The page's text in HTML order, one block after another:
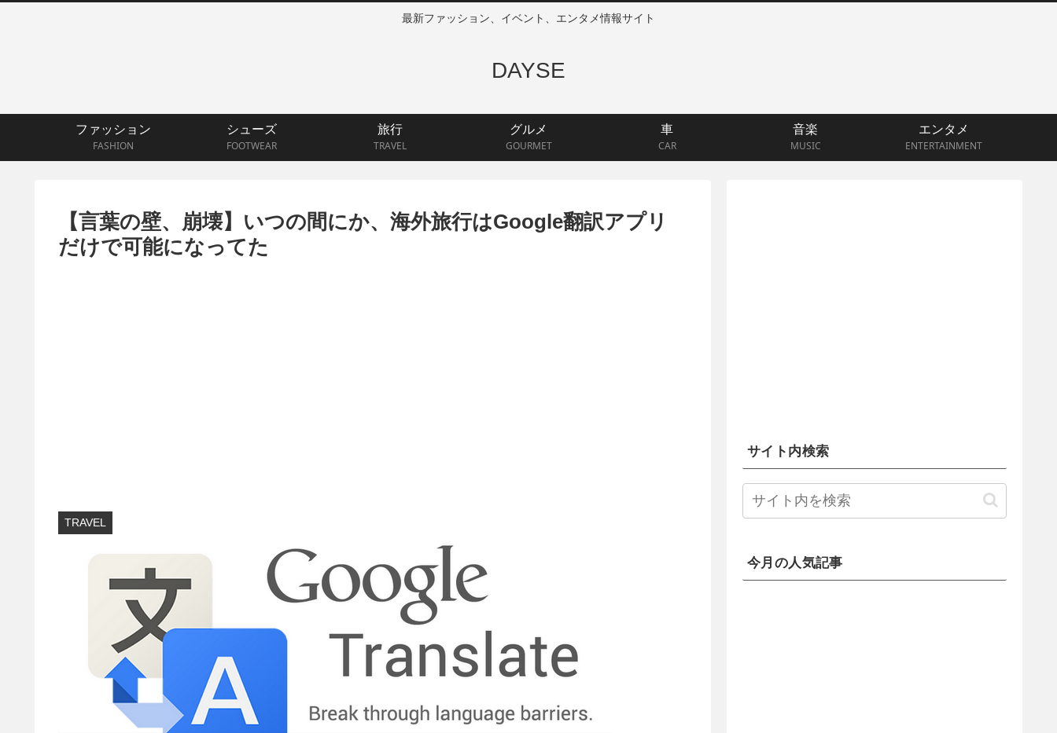
最新ファッション、イベント、エンタメ情報サイト
DAYSE
ファッション
FASHION
シューズ
FOOTWEAR
旅行
TRAVEL
グルメ
GOURMET
車
CAR
音楽
MUSIC
エンタメ
ENTERTAINMENT
【言葉の壁、崩壊】いつの間にか、海外旅行はGoogle翻訳アプリ
だけで可能になってた
TRAVEL
サイト内検索
今月の人気記事